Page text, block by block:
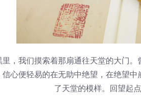
我们摸索着那扇通往天堂的大门。
心便轻易的在无助中绝望，在绝望
了天堂的模样。回望起